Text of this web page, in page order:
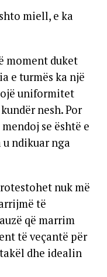
miell, e ka
moment duket
e turmës ka një
uniformitet
nesh. Por
se është e
ndikuar nga
nuk më
të
që marrim
të veçantë për
dhe idealin